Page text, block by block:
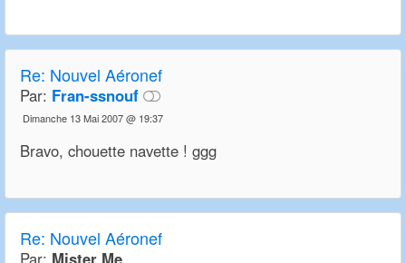
Re: Nouvel Aéronef
Par: Fran-ssnouf
Dimanche 13 Mai 2007 @ 19:37
Bravo, chouette navette ! ggg
Re: Nouvel Aéronef
Par: Mister Me